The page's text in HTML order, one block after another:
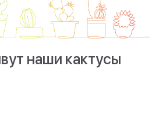
наши кактусы